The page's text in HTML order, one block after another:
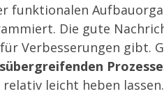
funktionalen
Die gute
für Verbesserungen gibt.
leicht heben lassen.